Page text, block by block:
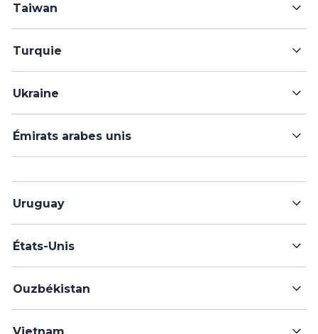
Taiwan
Turquie
Ukraine
Émirats arabes unis
Uruguay
États-Unis
Ouzbékistan